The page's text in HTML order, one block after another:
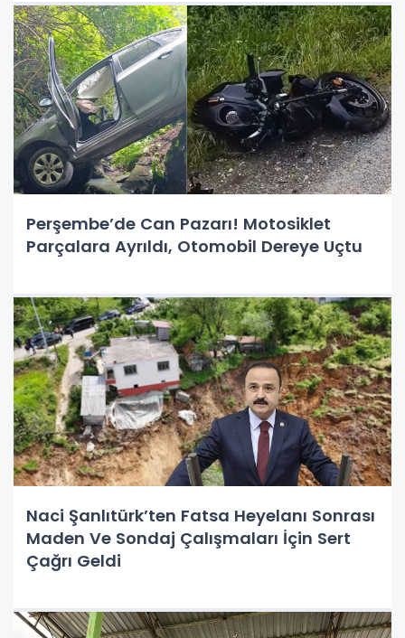
Perşembe’de Can Pazarı! Motosiklet
Parçalara Ayrıldı, Otomobil Dereye Uçtu
Naci Şanlıtürk’ten Fatsa Heyelanı Sonrası
Maden Ve Sondaj Çalışmaları İçin Sert
Çağrı Geldi